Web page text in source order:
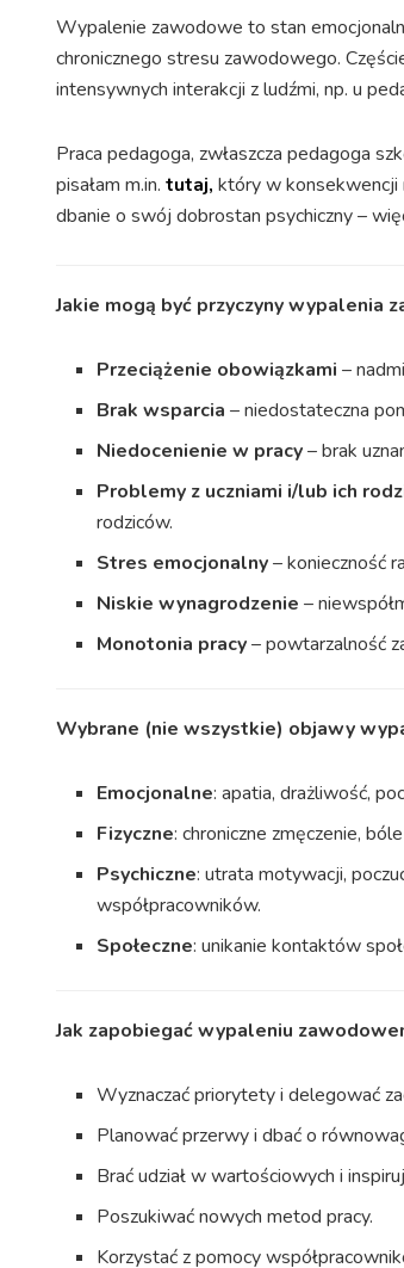
Wypalenie zawodowe to stan
chronicznego stresu zawodowego.
intensywnych interakcji z ludźmi, np. u
Praca pedagoga, zwłaszcza pedagoga
pisałam m.in. tutaj, który w
dbanie o swój dobrostan psychiczny –
Jakie mogą być przyczyny wypalenia
Przeciążenie obowiązkami –
Brak wsparcia – niedostateczna
Niedocenienie w pracy– brak
Problemy z uczniami i/lub ich
rodziców.
Stres emocjonalny– konieczność
Niskie wynagrodzenie –
Monotonia pracy– powtarzalność
Wybrane (nie wszystkie) objawy
Emocjonalne: apatia, drażliwość,
Fizyczne: chroniczne zmęczenie,
Psychiczne: utrata motywacji,
współpracowników.
Społeczne: unikanie kontaktów
Jak zapobiegać wypaleniu
Wyznaczać priorytety i delegować
Planować przerwy i dbać o
Brać udział w wartościowych i
Poszukiwać nowych metod pracy.
Korzystać z pomocy